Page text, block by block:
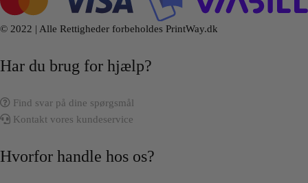
© 2022 | Alle Rettigheder forbeholdes PrintWay.dk
Har du brug for hjælp?
Find svar på dine spørgsmål
Kontakt vores kundeservice
Hvorfor handle hos os?